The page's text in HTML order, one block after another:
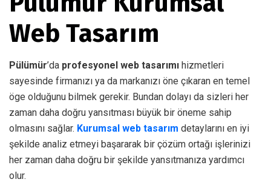
Web Tasarım
Pülümür’da profesyonel web tasarımı hizmetleri
sayesinde firmanızı ya da markanızı öne çıkaran en temel
öge olduğunu bilmek gerekir. Bundan dolayı da sizleri her
zaman daha doğru yansıtması büyük bir öneme sahip
olmasını sağlar. Kurumsal web tasarım detaylarını en iyi
şekilde analiz etmeyi başararak bir çözüm ortağı işlerinizi
her zaman daha doğru bir şekilde yansıtmanıza yardımcı
olur.